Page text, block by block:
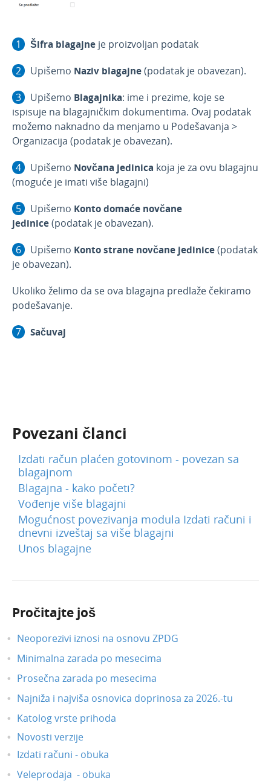
Webinar, e-book i blog
Šifra blagajne je proizvoljan podatak
Upišemo Naziv blagajne(podatak je obavezan).
Upišemo Blagajnika: ime i prezime, koje se
ispisuje na blagajničkim dokumentima. Ovaj podatak
možemo naknadno da menjamo u Podešavanja >
Organizacija (podatak je obavezan).
Upišemo Novčana jedinica koja je za ovu blagajnu
(moguće je imati više blagajni)
Upišemo Konto domaće novčane
jedinice(podatak je obavezan).
Upišemo Konto strane novčane jedinice(podatak
je obavezan).
Ukoliko želimo da se ova blagajna predlaže čekiramo
podešavanje.
Sačuvaj
Povezani članci
Izdati račun plaćen gotovinom - povezan sa
blagajnom
Blagajna - kako početi?
Vođenje više blagajni
Mogućnost povezivanja modula Izdati računi i
dnevni izveštaj sa više blagajni
Unos blagajne
Pročitajte još
Neoporezivi iznosi na osnovu ZPDG
Minimalna zarada po mesecima
Prosečna zarada po mesecima
Najniža i najviša osnovica doprinosa za 2026.-tu
Katolog vrste prihoda
Novosti verzije
Izdati računi - obuka
Veleprodaja - obuka